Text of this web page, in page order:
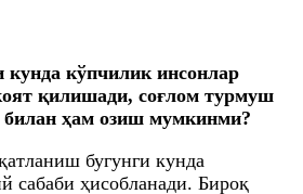
кўпчилик инсонлар
қилишади, соғлом турмуш
билан ҳам озиш мумкинми?
бугунги кунда
сабаби ҳисобланади. Бироқ